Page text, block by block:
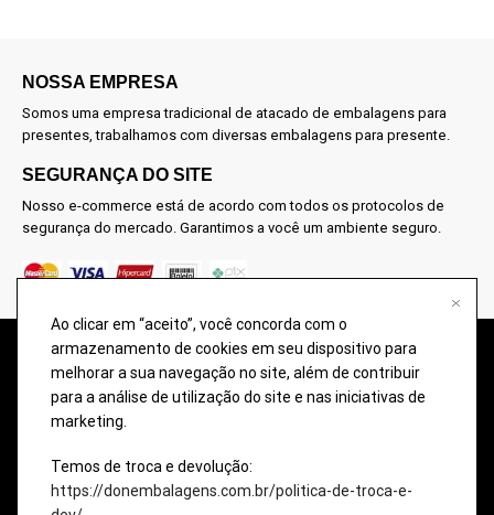
NOSSA EMPRESA
Somos uma empresa tradicional de atacado de embalagens para
presentes, trabalhamos com diversas embalagens para presente.
SEGURANÇA DO SITE
Nosso e-commerce está de acordo com todos os protocolos de
segurança do mercado. Garantimos a você um ambiente seguro.
@2026 – TODOS OS DIREITOS RESERVADOS À DON EMBALAGENS –
COMÉRCIO DE EMBALAGENS PARA PRESENTES. Imagens meramente
ilustrativas, qualquer semelhança é uma mera coincidência.
estoque da loja física. Eventuais promoções, descontos e prazos de
pagamento expostos aqui são válidos apenas para compras via internet.
Ao clicar em “aceito”, você concorda com o
armazenamento de cookies em seu dispositivo para
melhorar a sua navegação no site, além de contribuir
para a análise de utilização do site e nas iniciativas de
marketing.
Temos de troca e devolução:
https://donembalagens.com.br/politica-de-troca-e-